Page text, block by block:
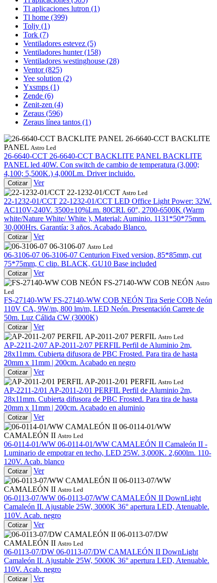
Tl aplicaciones lutron (1)
Tl home (399)
Toljy (1)
Tork (7)
Ventiladores estevez (5)
Ventiladores hunter (158)
Ventiladores westinghouse (28)
Ventor (825)
Yee solution (2)
Yxsmps (1)
Zende (6)
Zenit-zen (4)
Zeraus (596)
Zeraus línea tantos (1)
26-6640-CCT BACKLITE
PANEL Astro Led
26-6640-CCT 26-6640-CCT BACKLITE PANEL BACKLITE
PANEL led 40W. Con switch de cambio de temperatura (3,000;
4,100; 5,500K.) 4,000Lm. Driver incluido.
Cotizar
Ver
22-1232-01/CCT Astro Led
22-1232-01/CCT 22-1232-01/CCT LED Office Light Power: 32W.
AC110V-240V. 3500±10%Lm. 80CRI. 60°, 2700-6500K (Warm
white/Nature White/ White ), Material: Auminio. 1131*50*75mm.
30,000Hrs. Garantía: 3 años. Acabado Blanco.
Cotizar
Ver
06-3106-07 Astro Led
06-3106-07 06-3106-07 Centurion Fixed version, 85*85mm, cut
75*75mm, C clip. BLACK, GU10 Base included
Cotizar
Ver
FS-27140-WW COB NEÓN Astro
Led
FS-27140-WW FS-27140-WW COB NEÓN Tira Serie COB Neón
110V CA, 9W/m, 800 lm/m, LED Neón. Presentación Carrete de
50m. Luz Cálida CW (3000K)
Cotizar
Ver
AP-2011-2/07 PERFIL Astro Led
AP-2211-2/07 AP-2011-2/07 PERFIL Perfil de Aluminio 2m,
28x11mm. Cubierta difusora de PBC Frosted. Para tira de hasta
20mm x 11mm | 200cm. Acabado en negro
Cotizar
Ver
AP-2011-2/01 PERFIL Astro Led
AP-2211-2/01 AP-2011-2/01 PERFIL Perfil de Aluminio 2m,
28x11mm. Cubierta difusora de PBC Frosted. Para tira de hasta
20mm x 11mm | 200cm. Acabado en aluminio
Cotizar
Ver
06-0114-01/WW
CAMALEÓN II Astro Led
06-0114-01/WW 06-0114-01/WW CAMALEÓN II Camaleón II -
Luminario de empotrar en techo, LED 25W. 3,000K. 2,600lm. 110-
120V. Acab. blanco
Cotizar
Ver
06-0113-07/WW
CAMALEÓN II Astro Led
06-0113-07/WW 06-0113-07/WW CAMALEÓN II DownLight
Camaleón II. Ajustable 25W, 3000K 36° apertura LED, Atenuable.
110V. Acab. negro
Cotizar
Ver
06-0113-07/DW
CAMALEÓN II Astro Led
06-0113-07/DW 06-0113-07/DW CAMALEÓN II DownLight
Camaleón II. Ajustable 25W, 5000K 36° apertura LED, Atenuable.
110V. Acab. negro
Cotizar
Ver